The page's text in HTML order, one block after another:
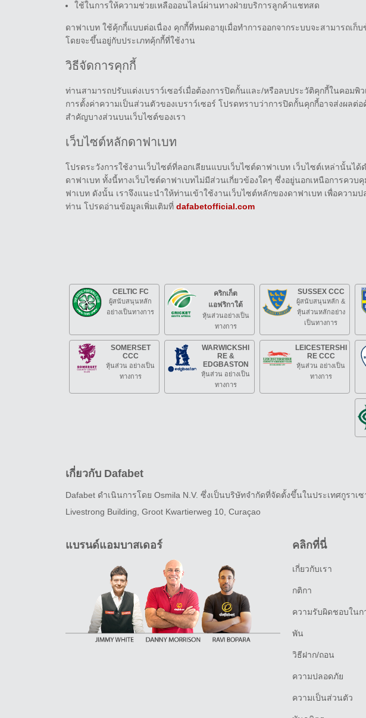
ใช้ในการให้ความช่วยเหลือออนไลน์ผ่านทางฝ่ายบริการลูกค้าแชทสด
ดาฟาเบท ใช้คุ้กกี้แบบต่อเนื่อง คุกกี้ที่หมดอายุเมื่อทำการออกจากระบบจะสามารถเก็
โดยจะขึ้นอยู่กับประเภทคุ้กกี้ที่ใช้งาน
วิธีจัดการคุกกี้
ท่านสามารถปรับแต่งเบราว์เซอร์เมื่อต้องการปิดกั้นและ/หรือลบประวัติคุกกี้ในคอมพิ
การตั้งค่าความเป็นส่วนตัวของเบราว์เซอร์ โปรดทราบว่าการปิดกั้นคุกกี้อาจส่งผลต่
สำคัญบางส่วนบนเว็บไซต์ของเรา
เว็บไซต์หลักดาฟาเบท
โปรดระวังการใช้งานเว็บไซต์ที่ลอกเลียนแบบเว็บไซต์ดาฟาเบท เว็บไซต์เหล่านั้นไ
ดาฟาเบท ทั้งนี้ทางเว็บไซต์ดาฟาเบทไม่มีส่วนเกี่ยวข้องใดๆ ซึ่งอยู่นอกเหนือการควบ
ฟาเบท ดังนั้น เราจึงแนะนำให้ท่านเข้าใช้งานเว็บไซต์หลักของดาฟาเบท เพื่อความ
ท่าน โปรดอ่านข้อมูลเพิ่มเติมที่ dafabetofficial.com
CELTIC FC
ผู้สนับสนุนหลัก
อย่างเป็นทางการ
คริกเก็ต
แอฟริกาใต้
หุ้นส่วนอย่างเป็น
ทางการ
SUSSEX CCC
ผู้สนับสนุนหลัก &
หุ้นส่วนหลักอย่าง
เป็นทางการ
SOMERSET
CCC
หุ้นส่วน อย่างเป็น
ทางการ
WARWICKSHI
RE &
EDGBASTON
หุ้นส่วน อย่างเป็น
ทางการ
LEICESTERSHI
RE CCC
หุ้นส่วน อย่างเป็น
ทางการ
เกี่ยวกับ Dafabet
Dafabet ดำเนินการโดย Osmila N.V. ซึ่งเป็นบริษัทจำกัดที่จัดตั้งขึ้นในประเทศกูร
Livestrong Building, Groot Kwartierweg 10, Curaçao
แบรนด์แอมบาสเดอร์ คลิกที่นี่
เกี่ยวกับเรา
กติกา
ความรับผิดชอบในก
พัน
วิธีฝาก/ถอน
ความปลอดภัย
ความเป็นส่วนตัว